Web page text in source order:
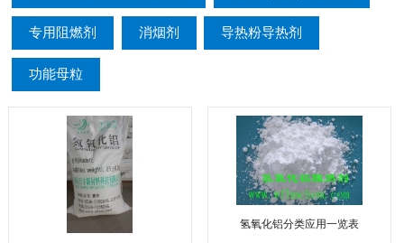
专用阻燃剂 消烟剂 导热粉导热剂
功能母粒
氢氧化铝分类应用一览表